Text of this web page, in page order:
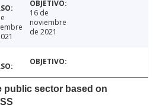
16 de
noviembre
de 2021
public sector based on